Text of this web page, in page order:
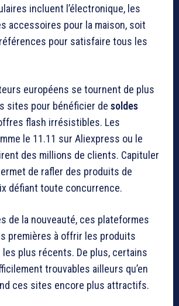
incluent l’électronique, les
accessoires pour la maison, soit
pour satisfaire tous les
européens se tournent de plus
sites pour bénéficier de soldes
flash irrésistibles. Les
le 11.11 sur Aliexpress ou le
des millions de clients. Capituler
de rafler des produits de
défiant toute concurrence.
de la nouveauté, ces plateformes
premières à offrir les produits
plus récents. De plus, certains
trouvables ailleurs qu’en
ces sites encore plus attractifs.